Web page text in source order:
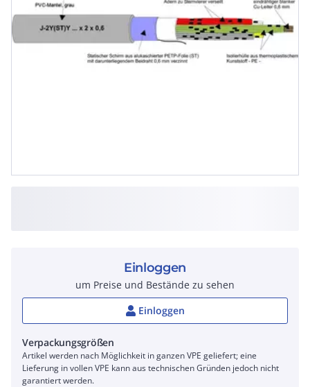
Einloggen
um Preise und Bestände zu sehen
Einloggen
Verpackungsgrößen
Artikel werden nach Möglichkeit in ganzen VPE geliefert; eine
Lieferung in vollen VPE kann aus technischen Gründen jedoch nicht
garantiert werden.